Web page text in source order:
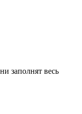
заполнят весь